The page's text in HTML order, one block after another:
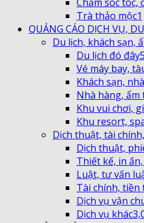
Chăm sóc tóc,
Trà thảo mộc1
QUẢNG CÁO DỊCH VỤ,
Du lịch, khách sạn,
Du lịch đó đây
Vé máy bay,
Khách sạn,
Nhà hàng, ẩm
Khu vui chơi,
Khu resort,
Dịch thuật, tài
Dịch thuật,
Thiết kế, in
Luật, tư vấn
Tài chính, tiền
Dịch vụ vận
Dịch vụ khác